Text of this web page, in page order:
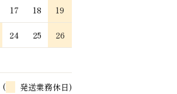
17 18 19
24 25 26
( 発送業務休日)